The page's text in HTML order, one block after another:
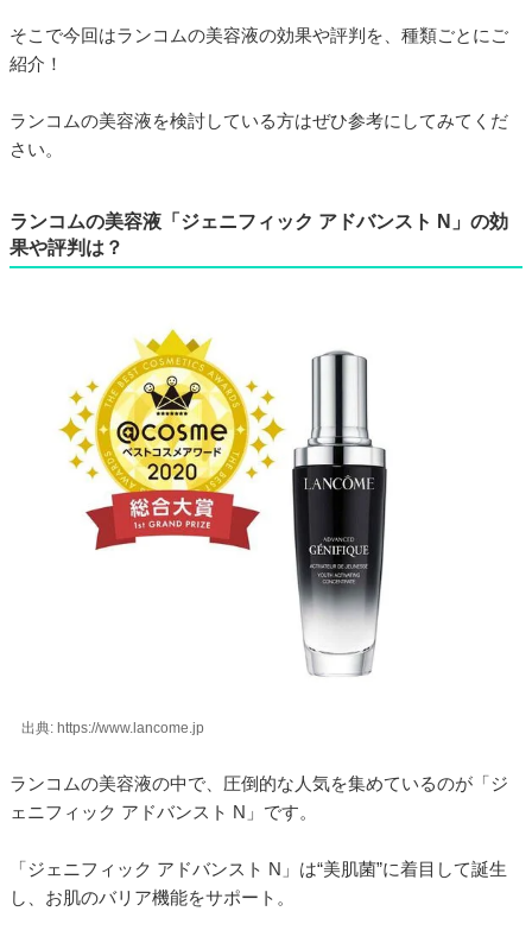
そこで今回はランコムの美容液の効果や評判を、種類ごとにご
紹介！
ランコムの美容液を検討している方はぜひ参考にしてみてくだ
さい。
ランコムの美容液「ジェニフィック アドバンスト N」の効
果や評判は？
出典: https://www.lancome.jp
ランコムの美容液の中で、圧倒的な人気を集めているのが「ジ
ェニフィック アドバンスト N」です。
「ジェニフィック アドバンスト N」は“美肌菌”に着目して誕生
し、お肌のバリア機能をサポート。